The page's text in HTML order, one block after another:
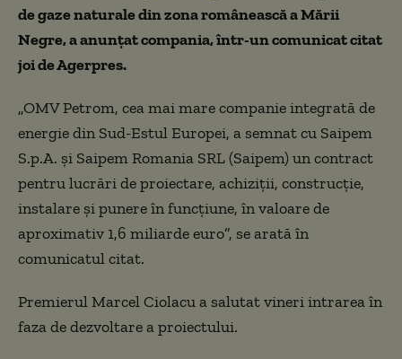
de gaze naturale din zona românească a Mării
Negre, a anunţat compania, într-un comunicat citat
joi de Agerpres.
„OMV Petrom, cea mai mare companie integrată de
energie din Sud-Estul Europei, a semnat cu Saipem
S.p.A. şi Saipem Romania SRL (Saipem) un contract
pentru lucrări de proiectare, achiziţii, construcţie,
instalare şi punere în funcţiune, în valoare de
aproximativ 1,6 miliarde euro”, se arată în
comunicatul citat.
Premierul Marcel Ciolacu a salutat vineri intrarea în
faza de dezvoltare a proiectului.